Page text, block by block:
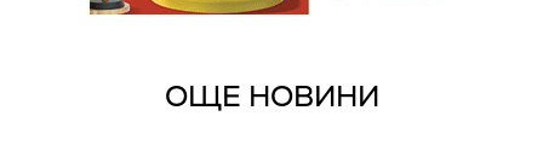
ОЩЕ НОВИНИ